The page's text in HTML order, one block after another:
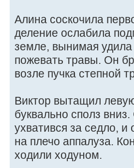
Алина соскочила
деление ослабила
земле, вынимая удила
пожевать травы. Он
возле пучка степной
Виктор вытащил
буквально сполз
ухватився за седло, и
на плечо аппалуза.
ходили ходуном.